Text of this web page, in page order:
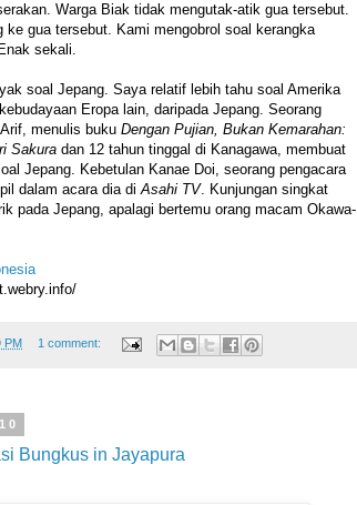
Warga Biak tidak mengutak-atik gua tersebut.
ke gua tersebut. Kami mengobrol soal kerangka
sekali.
soal Jepang. Saya relatif lebih tahu soal Amerika
Eropa lain, daripada Jepang. Seorang
menulis buku Dengan Pujian, Bukan Kemarahan:
Sakura dan 12 tahun tinggal di Kanagawa, membuat
Jepang. Kebetulan Kanae Doi, seorang pengacara
dalam acara dia diAsahi TV. Kunjungan singkat
pada Jepang, apalagi bertemu orang macam Okawa-
PM 1 comment:
Bungkus in Jayapura